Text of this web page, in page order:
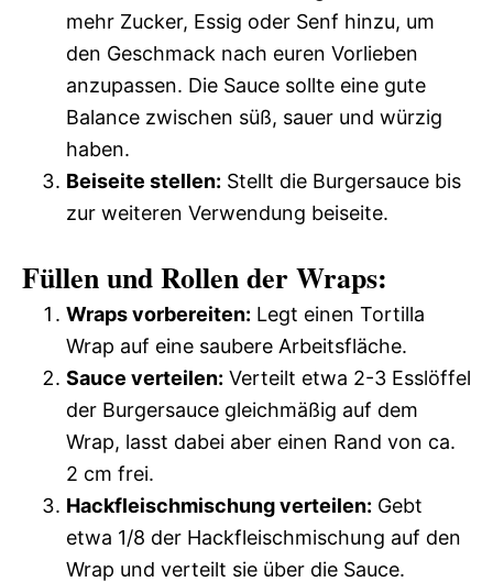
mehr Zucker, Essig oder Senf hinzu, um
den Geschmack nach euren Vorlieben
anzupassen. Die Sauce sollte eine gute
Balance zwischen süß, sauer und würzig
haben.
Beiseite stellen: Stellt die Burgersauce bis
zur weiteren Verwendung beiseite.
Füllen und Rollen der Wraps:
Wraps vorbereiten: Legt einen Tortilla
Wrap auf eine saubere Arbeitsfläche.
Sauce verteilen: Verteilt etwa 2-3 Esslöffel
der Burgersauce gleichmäßig auf dem
Wrap, lasst dabei aber einen Rand von ca.
2 cm frei.
Hackfleischmischung verteilen: Gebt
etwa 1/8 der Hackfleischmischung auf den
Wrap und verteilt sie über die Sauce.